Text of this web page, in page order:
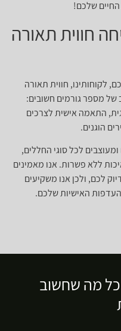
שלכם!
חווית תאורה
חווית תאורה
של מספר גורמים חשובים:
התאמה אישית לצרכים
הוגנים.
לכל סוגי החללים,
ללא פשרות. אנו מאמינים
לכם, ולכן אנו משקיעים
האישיות שלכם.
כל מה שחשוב